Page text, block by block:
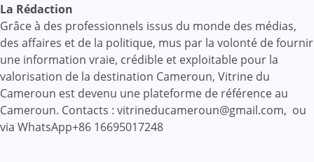
La Rédaction
Grâce à des professionnels issus du monde des médias,
des affaires et de la politique, mus par la volonté de fournir
une information vraie, crédible et exploitable pour la
valorisation de la destination Cameroun, Vitrine du
Cameroun est devenu une plateforme de référence au
Cameroun. Contacts : vitrineducameroun@gmail.com, ou
via WhatsApp+86 16695017248